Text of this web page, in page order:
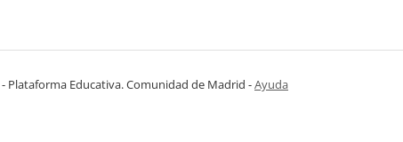
- Plataforma Educativa. Comunidad de Madrid -Ayuda